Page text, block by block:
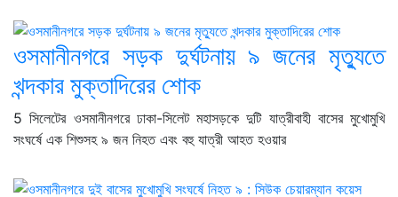
ওসমানীনগরে সড়ক দুর্ঘটনায় ৯ জনের মৃত্যুতে
খন্দকার মুক্তাদিরের শোক
5 সিলেটের ওসমানীনগরে ঢাকা-সিলেট মহাসড়কে দুটি যাত্রীবাহী বাসের মুখোমুখি
সংঘর্ষে এক শিশুসহ ৯ জন নিহত এবং বহু যাত্রী আহত হওয়ার